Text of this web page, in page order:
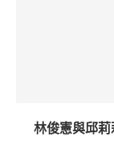
林俊憲與邱